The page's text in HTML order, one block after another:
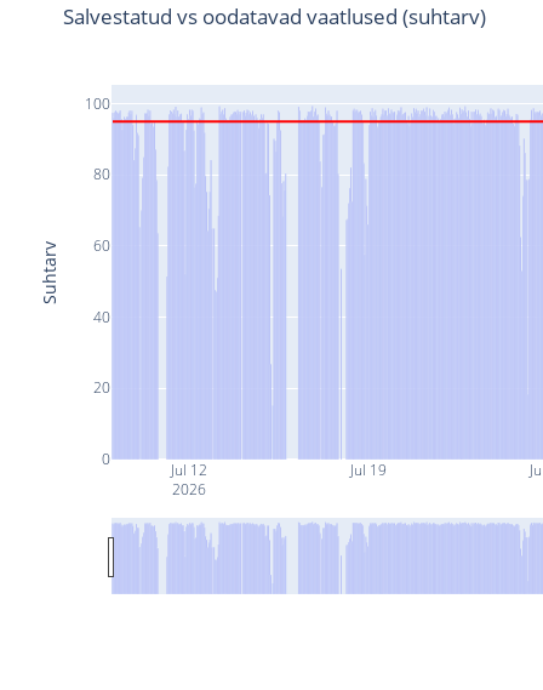
Jul 12
2026
Jul 19
0
20
40
60
80
100
Salvestatud vs oodatavad vaatlused (suhtarv)
Suhtarv